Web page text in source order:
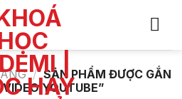
/ SẢN PHẨM ĐƯỢC GẮN
YOUTUBE”